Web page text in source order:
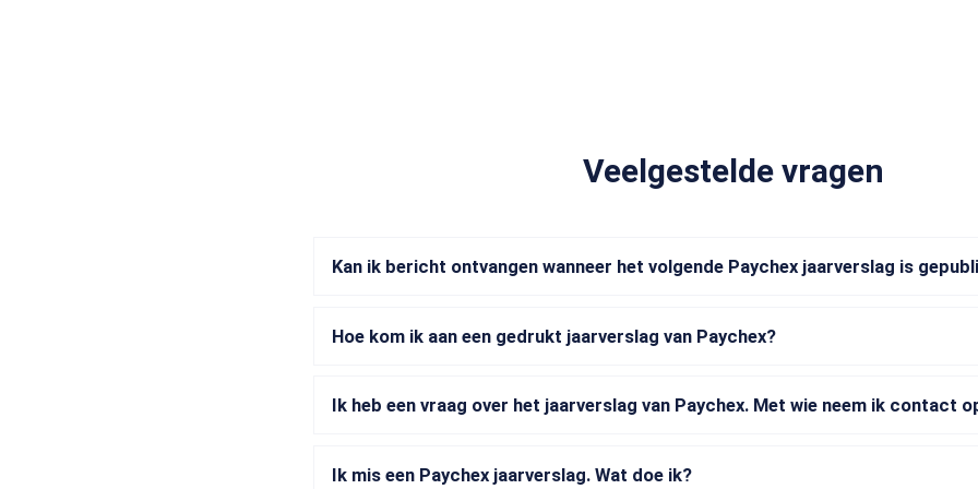
Veelgestelde vragen
Kan ik bericht ontvangen wanneer het volgende Paychex jaarverslag is
Hoe kom ik aan een gedrukt jaarverslag van Paychex?
Ik heb een vraag over het jaarverslag van Paychex. Met wie neem ik contact
Ik mis een Paychex jaarverslag. Wat doe ik?